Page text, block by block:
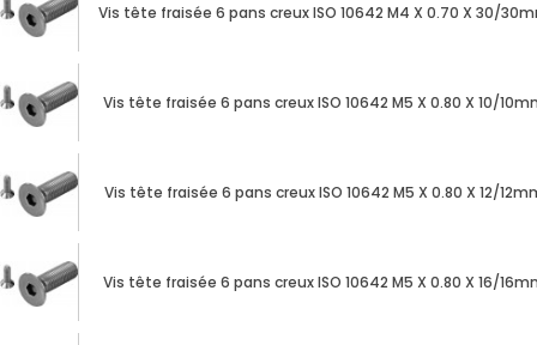
Vis tête fraisée 6 pans creux ISO 10642 M4 X 0.70 X 30/
Vis tête fraisée 6 pans creux ISO 10642 M5 X 0.80 X 10/
Vis tête fraisée 6 pans creux ISO 10642 M5 X 0.80 X 12/
Vis tête fraisée 6 pans creux ISO 10642 M5 X 0.80 X 16/